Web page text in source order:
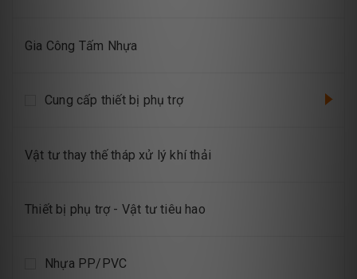
Gia Công Tấm Nhựa
Cung cấp thiết bị phụ trợ
Vật tư thay thế tháp xử lý khí thải
Thiết bị phụ trợ - Vật tư tiêu hao
Nhựa PP/PVC